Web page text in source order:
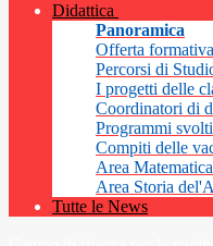
Didattica
Panoramica
Offerta formativa
Percorsi di
I progetti delle
Coordinatori di
Programmi svolti
Compiti delle
Area
Area Storia
Tutte le News